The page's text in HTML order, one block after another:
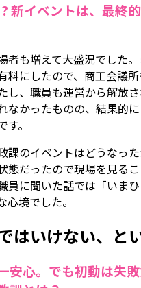
!? 新イベントは、最終
者も増えて大盛況でした
料にしたので、商工会議
し、職員も運営から解放
なかったものの、結果的
。
課のイベントはどうなっ
態だったので現場を見る
員に聞いた話では「いま
心境でした。
はいけない、と
一安心。でも初動は失